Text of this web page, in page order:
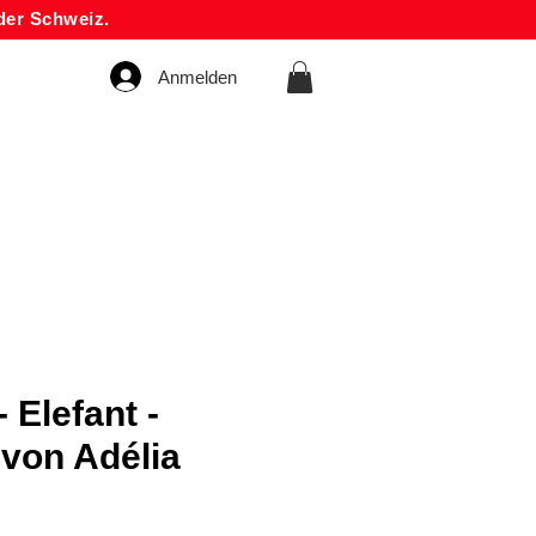
Schweiz.
Anmelden
Elefant -
Adélia